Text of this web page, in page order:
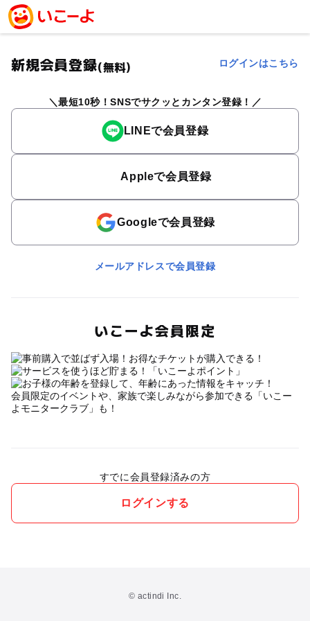
新規会員登録(無料) ログインはこちら
最短10秒！SNSでサクッとカンタン登録！
LINEで会員登録
Appleで会員登録
Googleで会員登録
メールアドレスで会員登録
いこーよ会員限定
会員限定のイベントや、家族で楽しみながら参加できる「いこー
よモニタークラブ」も！
すでに会員登録済みの方
ログインする
© actindi Inc.